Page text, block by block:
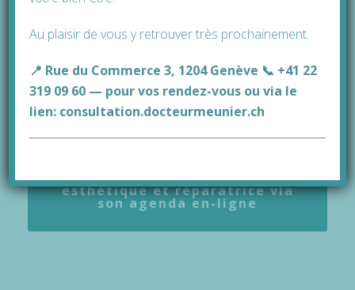
d’un an après l’intervention. Il faut donc
pendant ce temps-là de la patience et rester
attentive à la cicatrisation pour qu’elle soit
aussi discrète que possible.
Daniel Meunier, chirurgie
esthétique et réparatrice via
son agenda en-ligne
Au plaisir de vous y retrouver très prochainement.
📍 Rue du Commerce 3, 1204 Genève 📞 +41 22
319 09 60 — pour vos rendez-vous ou via le
lien: consultation.docteurmeunier.ch